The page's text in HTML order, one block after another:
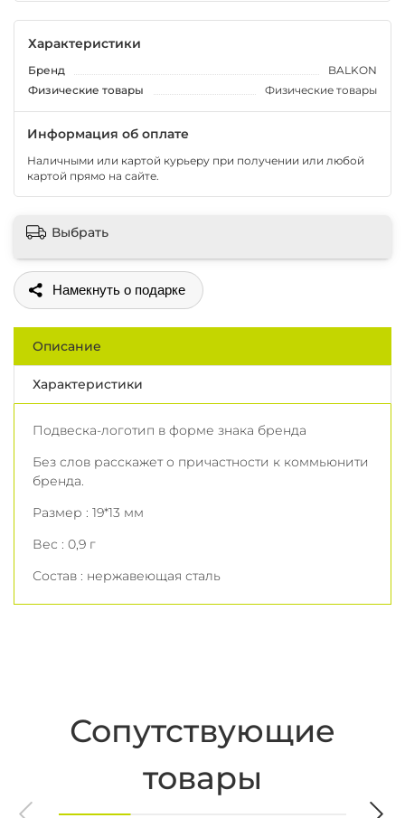
Характеристики
Бренд
BALKON
Физические товары
Физические товары
Информация об оплате
Наличными или картой курьеру при получении или любой
картой прямо на сайте.
Выбрать
Поделиться
Описание
Характеристики
Подвеска-логотип в форме знака бренда
Без слов расскажет о причастности к коммьюнити
бренда.
Размер : 19*13 мм
Вес : 0,9 г
Состав : нержавеющая сталь
Сопутствующие
товары